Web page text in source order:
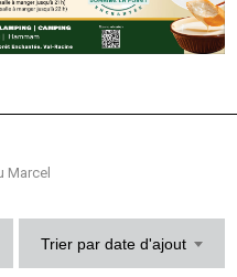
Marcel
Trier par date d'ajout